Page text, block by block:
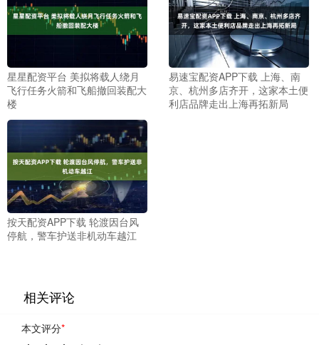
星星配资平台 美拟将载人绕月
飞行任务火箭和飞船撤回装配大
楼
易速宝配资APP下载 上海、南
京、杭州多店齐开，这家本土便
利店品牌走出上海再拓新局
按天配资APP下载 轮渡因台风
停航，警车护送非机动车越江
相关评论
本文评分*